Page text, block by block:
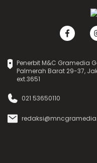
Penerbit M&C Gramedia
Palmerah Barat 29-37,
ext.3651
021 53650110